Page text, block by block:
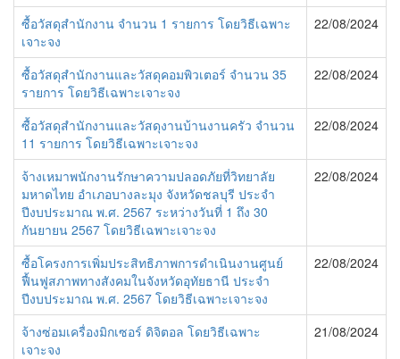
ซื้อวัสดุสำนักงาน จำนวน 1 รายการ โดยวิธีเฉพาะ
เจาะจง
22/08/2024
ซื้อวัสดุสำนักงานและวัสดุคอมพิวเตอร์ จำนวน 35
รายการ โดยวิธีเฉพาะเจาะจง
22/08/2024
ซื้อวัสดุสำนักงานและวัสดุงานบ้านงานครัว จำนวน
11 รายการ โดยวิธีเฉพาะเจาะจง
22/08/2024
จ้างเหมาพนักงานรักษาความปลอดภัยที่วิทยาลัย
มหาดไทย อำเภอบางละมุง จังหวัดชลบุรี ประจำ
ปีงบประมาณ พ.ศ. 2567 ระหว่างวันที่ 1 ถึง 30
กันยายน 2567 โดยวิธีเฉพาะเจาะจง
22/08/2024
ซื้อโครงการเพิ่มประสิทธิภาพการดำเนินงานศูนย์
ฟื้นฟูสภาพทางสังคมในจังหวัดอุทัยธานี ประจำ
ปีงบประมาณ พ.ศ. 2567 โดยวิธีเฉพาะเจาะจง
22/08/2024
จ้างซ่อมเครื่องมิกเซอร์ ดิจิตอล โดยวิธีเฉพาะ
เจาะจง
21/08/2024